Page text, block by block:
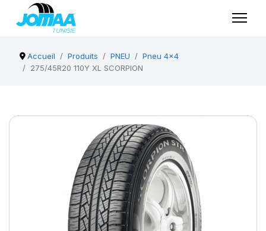
Accueil Produits PNEU
Pneu 4x4
275/45R20 110Y XL SCORPION